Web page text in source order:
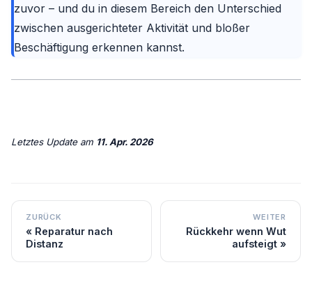
zuvor – und du in diesem Bereich den Unterschied
zwischen ausgerichteter Aktivität und bloßer
Beschäftigung erkennen kannst.
Letztes Updateam 11. Apr. 2026
ZURÜCK
Reparatur nach
Distanz
WEITER
Rückkehr wenn Wut
aufsteigt